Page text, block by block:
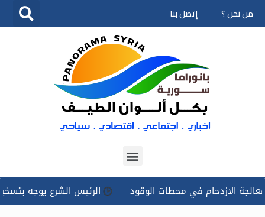
تخطى
من نحن ؟ إتصل بنا
في محطات الوقود الرئيس الشرع يوجه بتسخير كل